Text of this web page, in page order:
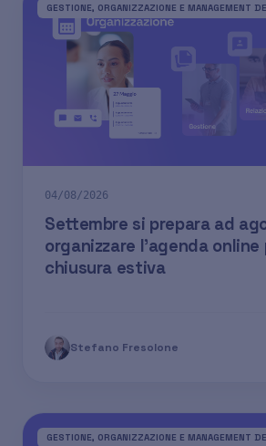
GESTIONE, ORGANIZZAZIONE E MANAGEMENT
04/08/2026
Settembre si prepara ad
organizzare l'agenda online
chiusura estiva
Stefano Fresolone
GESTIONE, ORGANIZZAZIONE E MANAGEMENT